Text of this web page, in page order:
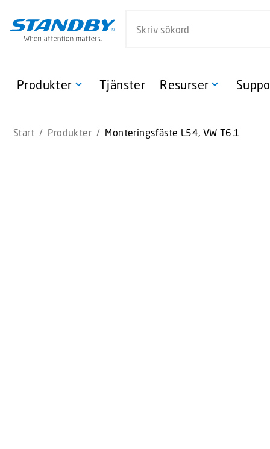
k
o
n
Produkter Tjänster Resurser
Start / Produkter / Monteringsfäste L54, VW T6.1